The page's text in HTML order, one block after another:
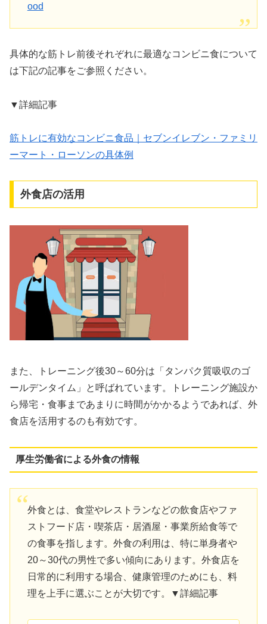
ood
具体的な筋トレ前後それぞれに最適なコンビニ食について
は下記の記事をご参照ください。
▼詳細記事
筋トレに有効なコンビニ食品｜セブンイレブン・ファミリ
ーマート・ローソンの具体例
外食店の活用
また、トレーニング後30～60分は「タンパク質吸収のゴ
ールデンタイム」と呼ばれています。トレーニング施設か
ら帰宅・食事まであまりに時間がかかるようであれば、外
食店を活用するのも有効です。
厚生労働省による外食の情報
外食とは、食堂やレストランなどの飲食店やファ
ストフード店・喫茶店・居酒屋・事業所給食等で
の食事を指します。外食の利用は、特に単身者や
20～30代の男性で多い傾向にあります。外食店を
日常的に利用する場合、健康管理のためにも、料
理を上手に選ぶことが大切です。▼詳細記事